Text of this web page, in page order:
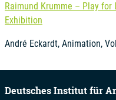
Raimund Krumme – Play
Exhibition
André Eckardt, Animation,
Deutsches Institut für